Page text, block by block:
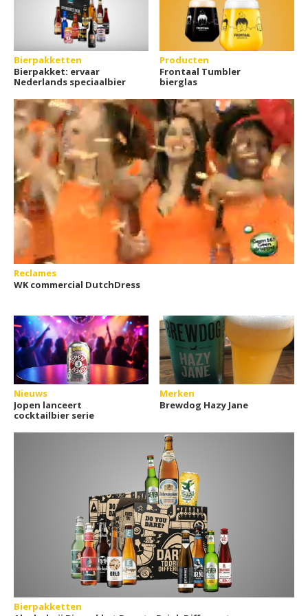
Bierpakketten
Bierpakket: ervaar
Nederlands speciaalbier
Producten
Frontaal Tumbler
bierglas
Reclames
WK commercial DutchDress
Nieuws
Jopen lanceert
cocktailbier serie
Merken
Brewdog Hazy Jane
Bierpakketten